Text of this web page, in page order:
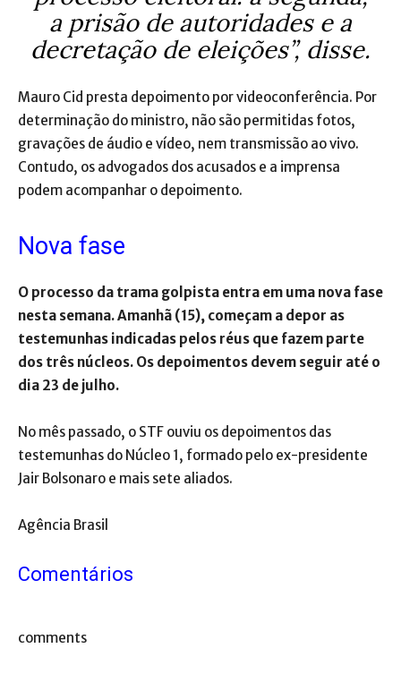
a prisão de autoridades e a
decretação de eleições”, disse.
Mauro Cid presta depoimento por videoconferência. Por
determinação do ministro, não são permitidas fotos,
gravações de áudio e vídeo, nem transmissão ao vivo.
Contudo, os advogados dos acusados e a imprensa
podem acompanhar o depoimento.
Nova fase
O processo da trama golpista entra em uma nova fase
nesta semana. Amanhã (15), começam a depor as
testemunhas indicadas pelos réus que fazem parte
dos três núcleos. Os depoimentos devem seguir até o
dia 23 de julho.
No mês passado, o STF ouviu os depoimentos das
testemunhas do Núcleo 1, formado pelo ex-presidente
Jair Bolsonaro e mais sete aliados.
Agência Brasil
Comentários
comments